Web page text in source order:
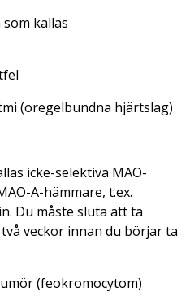
kallas
(oregelbundna hjärtslag)
icke-selektiva MAO-
A-hämmare, t.ex.
Du måste sluta att ta
veckor innan du börjar ta
(feokromocytom)